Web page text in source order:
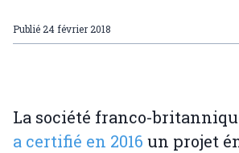
Publié 24 février 2018
La société franco-
a certifié en 2016 un projet